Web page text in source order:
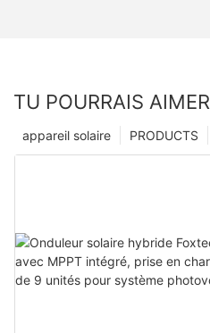
TU POURRAIS AIMER
PRODUCTS
appareil solaire